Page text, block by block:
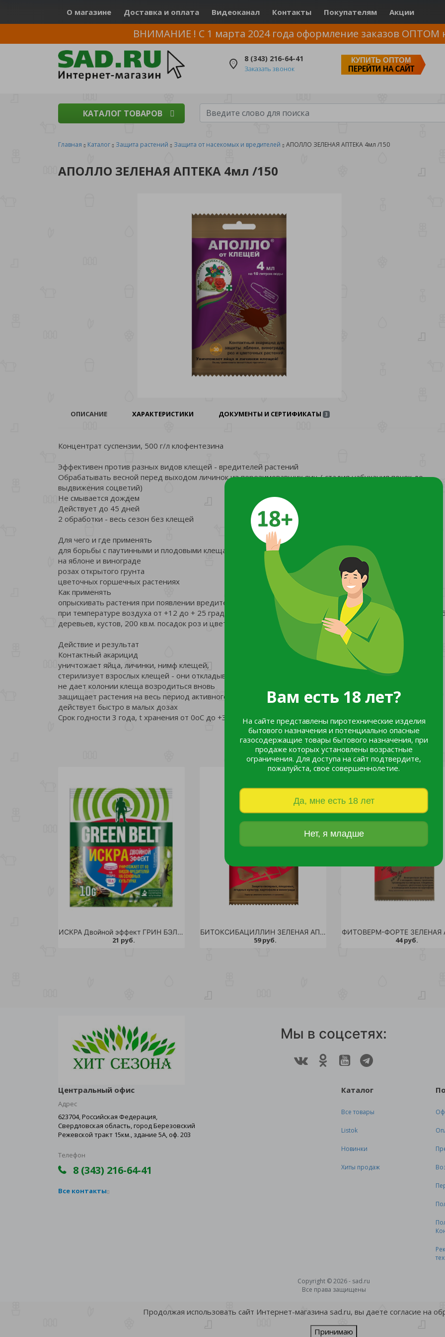
Вам есть 18 лет?
На сайте представлены пиротехнические изделия
бытового назначения и потенциально опасные
газосодержащие товары бытового назначения, при
продаже которых установлены возрастные
ограничения. Для доступа на сайт подтвердите,
пожалуйста, свое совершеннолетие.
Да, мне есть 18 лет
Нет, я младше
О магазине Доставка и оплата Видеоканал Контакты Покупателям Акции
ВНИМАНИЕ ! С 1 марта 2024 года оформление заказов ОПТОМ
8 (343) 216-64-41
Заказать звонок
КУПИТЬ ОПТОМ
ПЕРЕЙТИ НА САЙТ
КАТАЛОГ ТОВАРОВ
Главная Каталог Защита растений Защита от насекомых и вредителей АПОЛЛО ЗЕЛЕНАЯ АПТЕКА 4мл /150
АПОЛЛО ЗЕЛЕНАЯ АПТЕКА 4мл /150
ОПИСАНИЕ ХАРАКТЕРИСТИКИ ДОКУМЕНТЫ И СЕРТИФИКАТЫ 3
Концентрат суспензии, 500 г/л клофентезина
Эффективен против разных видов клещей - вредителей растений
Обрабатывать весной перед выходом личинок из перезимовавших яиц ( стадия набухания почек до
выдвижения соцветий)
Не смывается дождем
Действует до 45 дней
2 обработки - весь сезон без клещей
Для чего и где применять
для борьбы с паутинными и плодовыми клещами
на яблоне и винограде
розах открытого грунта
цветочных горшечных растениях
Как применять
опрыскивать растения при появлении вредителей
при температуре воздуха от +12 до + 25 градусов. 4мл препарата развести в 10 л воды, для обработки 2-
деревьев, кустов, 200 кв.м. посадок роз и цветочных горшечных растений.
Действие и результат
Контактный акарицид
уничтожает яйца, личинки, нимф клещей,
стерилизует взрослых клещей - они откладывают нежизнеспособные яйца.
не дает колонии клеща возродиться вновь
защищает растения на весь период активного роста
действует быстро в малых дозах
Срок годности 3 года, t хранения от 0oC до +35oC
ИСКРА Двойной эффект ГРИН БЭЛТ таблетка 10г /350
21 руб.
БИТОКСИБАЦИЛЛИН ЗЕЛЕНАЯ АПТЕКА 20гр /100
59 руб. 44 руб.
Мы в соцсетях:
Центральный офис
Адрес
623704, Российская Федерация,
Свердловская область, город Березовский
Режевской тракт 15км., здание 5А, оф. 203
Телефон
8 (343) 216-64-41
Все контакты
Каталог
Все товары
Listok
Новинки
Хиты продаж
Copyright © 2026 - sad.ru
Все права защищены
Продолжая использовать сайт Интернет-магазина sad.ru, вы даете согласие на
Принимаю